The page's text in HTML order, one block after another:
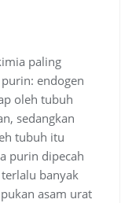
paling
endogen
oleh tubuh
sedangkan
tubuh itu
purin dipecah
banyak
asam urat